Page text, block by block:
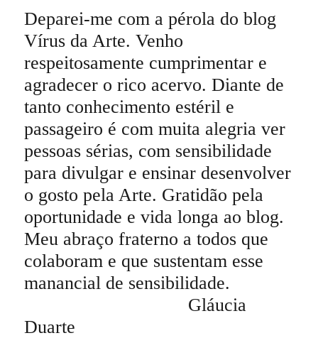
Deparei-me com a pérola do blog
Vírus da Arte. Venho
respeitosamente cumprimentar e
agradecer o rico acervo. Diante de
tanto conhecimento estéril e
passageiro é com muita alegria ver
pessoas sérias, com sensibilidade
para divulgar e ensinar desenvolver
o gosto pela Arte. Gratidão pela
oportunidade e vida longa ao blog.
Meu abraço fraterno a todos que
colaboram e que sustentam esse
manancial de sensibilidade.
Gláucia
Duarte